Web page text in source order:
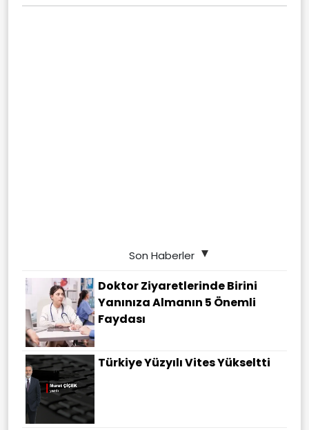
Son Haberler
Doktor Ziyaretlerinde Birini
Yanınıza Almanın 5 Önemli
Faydası
Türkiye Yüzyılı Vites Yükseltti